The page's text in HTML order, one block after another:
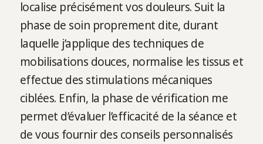
localise précisément vos douleurs. Suit la
phase de soin proprement dite, durant
laquelle j’applique des techniques de
mobilisations douces, normalise les tissus et
effectue des stimulations mécaniques
ciblées. Enfin, la phase de vérification me
permet d’évaluer l’efficacité de la séance et
de vous fournir des conseils personnalisés